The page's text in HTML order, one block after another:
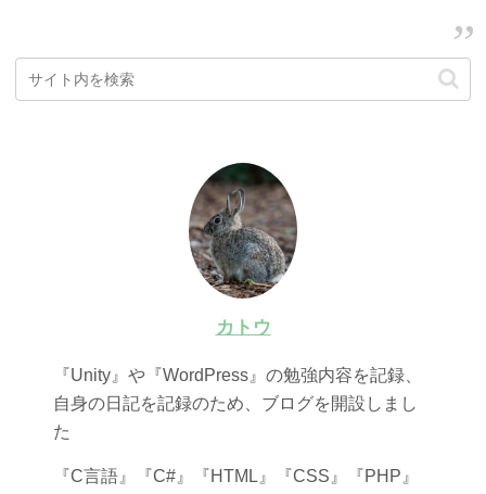
カトウ
『Unity』や『WordPress』の勉強内容を記録、
自身の日記を記録のため、ブログを開設しまし
た
『C言語』『C#』『HTML』『CSS』『PHP』